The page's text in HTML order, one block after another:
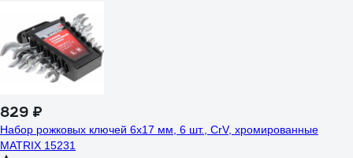
829 ₽
Набор рожковых ключей 6х17 мм, 6 шт., CrV, хромированные
MATRIX 15231